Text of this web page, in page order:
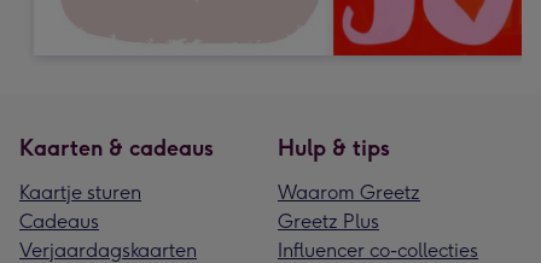
Kaarten & cadeaus
Kaartje sturen
Cadeaus
Verjaardagskaarten
Hulp & tips
Waarom Greetz
Greetz Plus
Influencer co-collecties